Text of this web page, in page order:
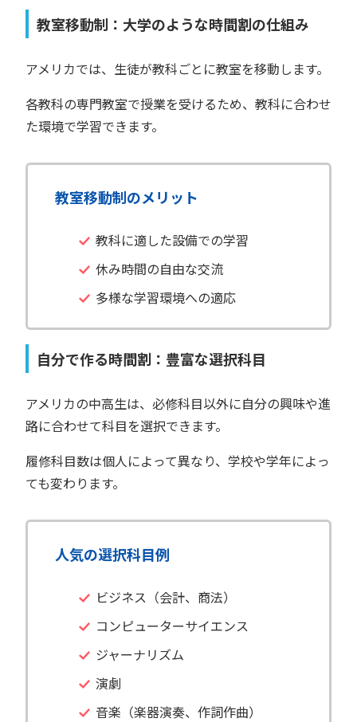
教室移動制：大学のような時間割の仕組み
アメリカでは、生徒が教科ごとに教室を移動します。
各教科の専門教室で授業を受けるため、教科に合わせ
た環境で学習できます。
教室移動制のメリット
教科に適した設備での学習
休み時間の自由な交流
多様な学習環境への適応
自分で作る時間割：豊富な選択科目
アメリカの中高生は、必修科目以外に自分の興味や進
路に合わせて科目を選択できます。
履修科目数は個人によって異なり、学校や学年によっ
ても変わります。
人気の選択科目例
ビジネス（会計、商法）
コンピューターサイエンス
ジャーナリズム
演劇
音楽（楽器演奏、作詞作曲）